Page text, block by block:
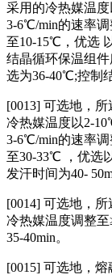
采用的冷热媒温
3‑6℃/min的速率
至10‑15℃，优选
结晶循环保温组
选为36‑40℃;控制
[0013] 可选地，
冷热媒温度以
3‑6℃/min的速率
至30‑33℃ ，优选
发汗时间为40‑
[0014] 可选地，
冷热媒温度调整
35‑40min。
[0015] 可选地，